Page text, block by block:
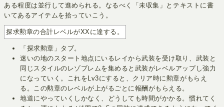
ある程度は並行して進められる。なるべく「未収集」とテキストに書
いてあるアイテムを拾っていこう。
探求勲章の合計レベルがXXに達する。
「探求勲章」タブ。
迷いの地のスタート地点にいるレイから武装を受け取り、武装と
同じスタイルのレゾブレムを集めると武装がレベルアップし強力
になっていく。これをLv3にすると、クリア時に勲章がもらえ
る。この勲章のレベルが上がるごとに報酬がもらえる。
地道にやっていくしかなく、どうしても時間がかかる。慣れてく